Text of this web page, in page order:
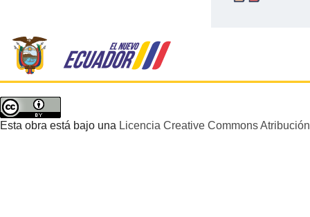
Esta obra está bajo una Licencia Creative Commons